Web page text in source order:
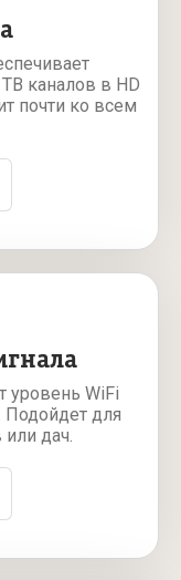
каналов в HD
почти ко всем
уровень WiFi
Подойдет для
дач.